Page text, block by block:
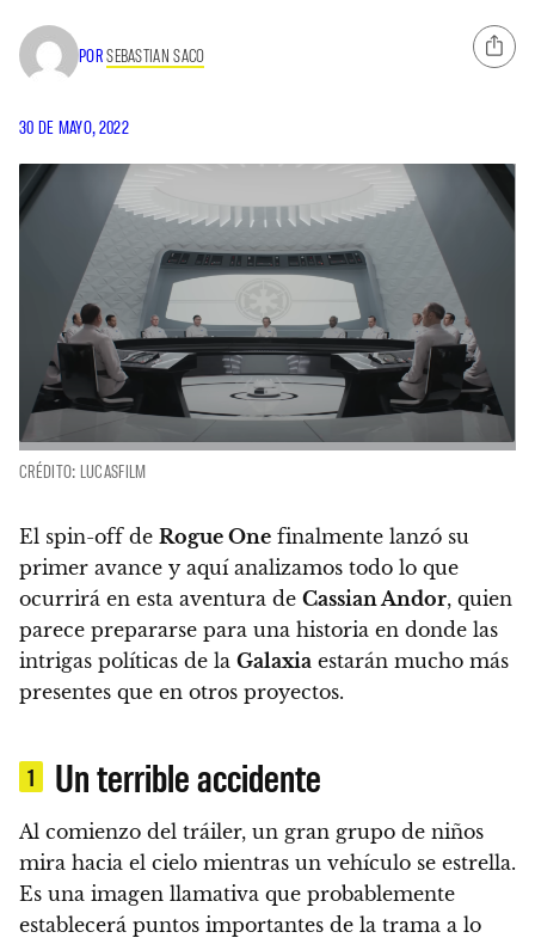
PORSEBASTIAN SACO
30 DE MAYO, 2022
CRÉDITO: LUCASFILM
El spin-off de Rogue One finalmente lanzó su
primer avance y aquí analizamos todo lo que
ocurrirá en esta aventura de Cassian Andor, quien
parece prepararse para una historia en donde las
intrigas políticas de la Galaxia estarán mucho más
presentes que en otros proyectos.
1 Un terrible accidente
Al comienzo del tráiler, un gran grupo de niños
mira hacia el cielo mientras un vehículo se estrella.
Es una imagen llamativa que probablemente
establecerá puntos importantes de la trama a lo